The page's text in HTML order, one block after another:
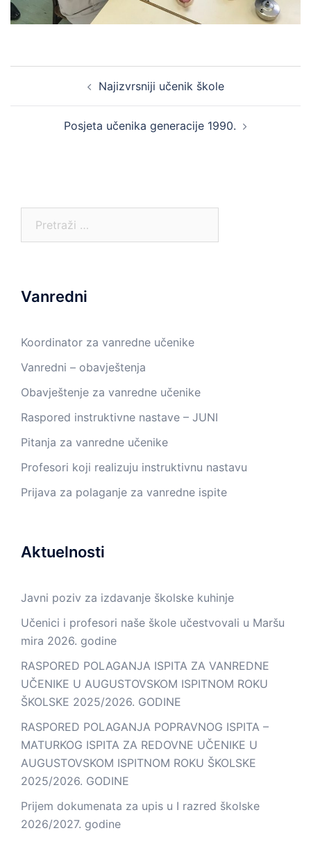
navigation Najizvrsniji učenik škole
Posjeta učenika generacije 1990.
Vanredni
Koordinator za vanredne učenike
Vanredni – obavještenja
Obavještenje za vanredne učenike
Raspored instruktivne nastave – JUNI
Pitanja za vanredne učenike
Profesori koji realizuju instruktivnu nastavu
Prijava za polaganje za vanredne ispite
Aktuelnosti
Javni poziv za izdavanje školske kuhinje
Učenici i profesori naše škole učestvovali u Maršu
mira 2026. godine
RASPORED POLAGANJA ISPITA ZA VANREDNE
UČENIKE U AUGUSTOVSKOM ISPITNOM ROKU
ŠKOLSKE 2025/2026. GODINE
RASPORED POLAGANJA POPRAVNOG ISPITA –
MATURKOG ISPITA ZA REDOVNE UČENIKE U
AUGUSTOVSKOM ISPITNOM ROKU ŠKOLSKE
2025/2026. GODINE
Prijem dokumenata za upis u I razred školske
2026/2027. godine